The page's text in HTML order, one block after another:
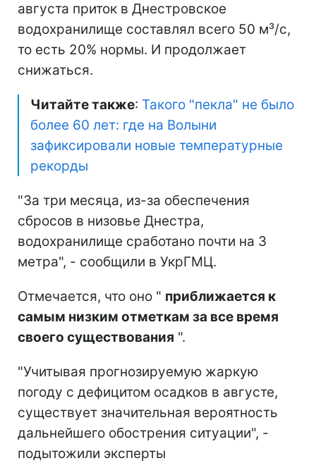
августа приток в Днестровское
водохранилище составлял всего 50 м³/с,
то есть 20% нормы. И продолжает
снижаться.
Читайте также: Такого "пекла" не было
более 60 лет: где на Волыни
зафиксировали новые температурные
рекорды
"За три месяца, из-за обеспечения
сбросов в низовье Днестра,
водохранилище сработано почти на 3
метра", - сообщили в УкрГМЦ.
Отмечается, что оно " приближается к
самым низким отметкам за все время
своего существования ".
"Учитывая прогнозируемую жаркую
погоду с дефицитом осадков в августе,
существует значительная вероятность
дальнейшего обострения ситуации", -
подытожили эксперты